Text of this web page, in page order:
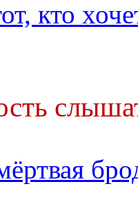
кто